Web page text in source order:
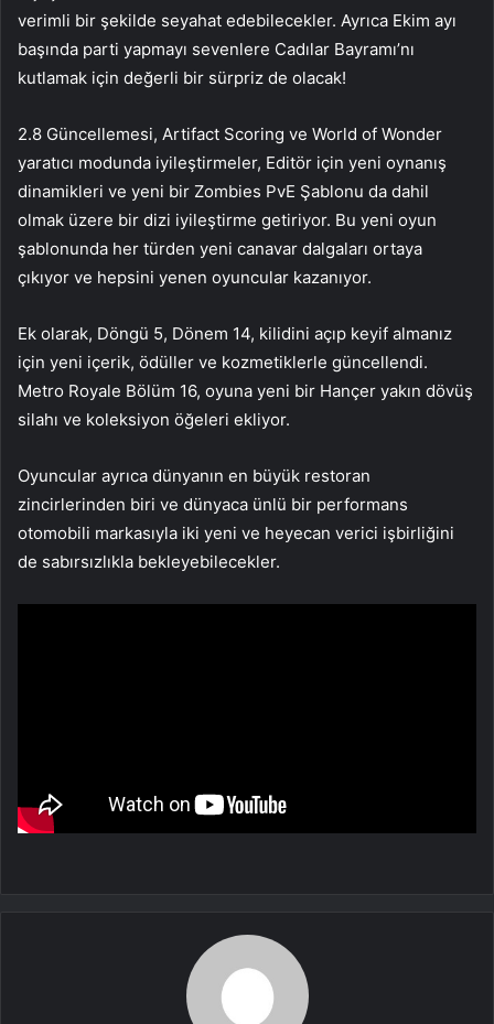
verimli bir şekilde seyahat edebilecekler. Ayrıca Ekim ayı
başında parti yapmayı sevenlere Cadılar Bayramı’nı
kutlamak için değerli bir sürpriz de olacak!
2.8 Güncellemesi, Artifact Scoring ve World of Wonder
yaratıcı modunda iyileştirmeler, Editör için yeni oynanış
dinamikleri ve yeni bir Zombies PvE Şablonu da dahil
olmak üzere bir dizi iyileştirme getiriyor. Bu yeni oyun
şablonunda her türden yeni canavar dalgaları ortaya
çıkıyor ve hepsini yenen oyuncular kazanıyor.
Ek olarak, Döngü 5, Dönem 14, kilidini açıp keyif almanız
için yeni içerik, ödüller ve kozmetiklerle güncellendi.
Metro Royale Bölüm 16, oyuna yeni bir Hançer yakın dövüş
silahı ve koleksiyon öğeleri ekliyor.
Oyuncular ayrıca dünyanın en büyük restoran
zincirlerinden biri ve dünyaca ünlü bir performans
otomobili markasıyla iki yeni ve heyecan verici işbirliğini
de sabırsızlıkla bekleyebilecekler.